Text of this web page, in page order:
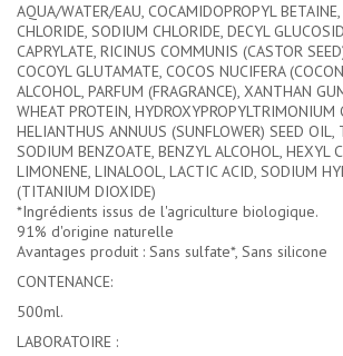
AQUA/WATER/EAU, COCAMIDOPROPYL
CHLORIDE, SODIUM CHLORIDE, DECYL
CAPRYLATE, RICINUS COMMUNIS (CASTOR
COCOYL GLUTAMATE, COCOS NUCIFERA
ALCOHOL, PARFUM (FRAGRANCE), XANTHAN
WHEAT PROTEIN, HYDROXYPROPYLTRIMONIUM
HELIANTHUS ANNUUS (SUNFLOWER) SEED OIL,
SODIUM BENZOATE, BENZYL ALCOHOL, HEXYL
LIMONENE, LINALOOL, LACTIC ACID, SODIUM
(TITANIUM DIOXIDE)
*Ingrédients issus de l'agriculture biologique.
91% d'origine naturelle
Avantages produit : Sans sulfate*, Sans silicone
CONTENANCE:
500ml.
LABORATOIRE :